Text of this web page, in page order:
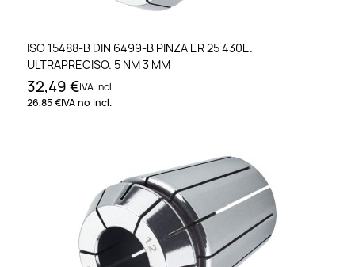
ISO 15488-B DIN 6499-B PINZA ER 25 430E.
ULTRAPRECISO. 5 NM 3 MM
32,49 €IVA incl.
26,85 €IVA no incl.